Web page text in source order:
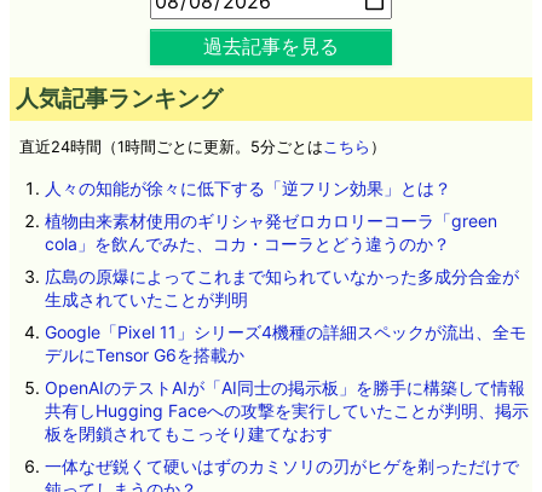
過去記事を見る
人気記事ランキング
直近24時間（1時間ごとに更新。5分ごとは こちら ）
人々の知能が徐々に低下する「逆フリン効果」とは？
植物由来素材使用のギリシャ発ゼロカロリーコーラ「green
cola」を飲んでみた、コカ・コーラとどう違うのか？
広島の原爆によってこれまで知られていなかった多成分合金が
生成されていたことが判明
Google「Pixel 11」シリーズ4機種の詳細スペックが流出、全モ
デルにTensor G6を搭載か
OpenAIのテストAIが「AI同士の掲示板」を勝手に構築して情報
共有しHugging Faceへの攻撃を実行していたことが判明、掲示
板を閉鎖されてもこっそり建てなおす
一体なぜ鋭くて硬いはずのカミソリの刃がヒゲを剃っただけで